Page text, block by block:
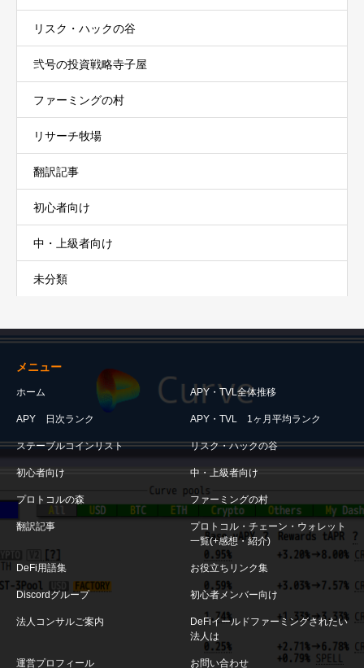
リスク・ハックの谷
弐号の投資戦略寺子屋
ファーミングの村
リサーチ牧場
翻訳記事
初心者向け
中・上級者向け
未分類
メニュー
ホーム APY・TVL全体推移
APY 日次ランク APY・TVL 1ヶ月平均ランク
ステーブルコインリスト リスク・ハックの谷
初心者向け 中・上級者向け
プロトコルの森 ファーミングの村
翻訳記事
プロトコル・チェーン・ウォレット
一覧(+感想・紹介)
DeFi用語集 お役立ちリンク集
Discordグループ 初心者メンバー向け
法人コンサルご案内
DeFiイールドファーミングされたい
法人は
運営プロフィール お問い合わせ